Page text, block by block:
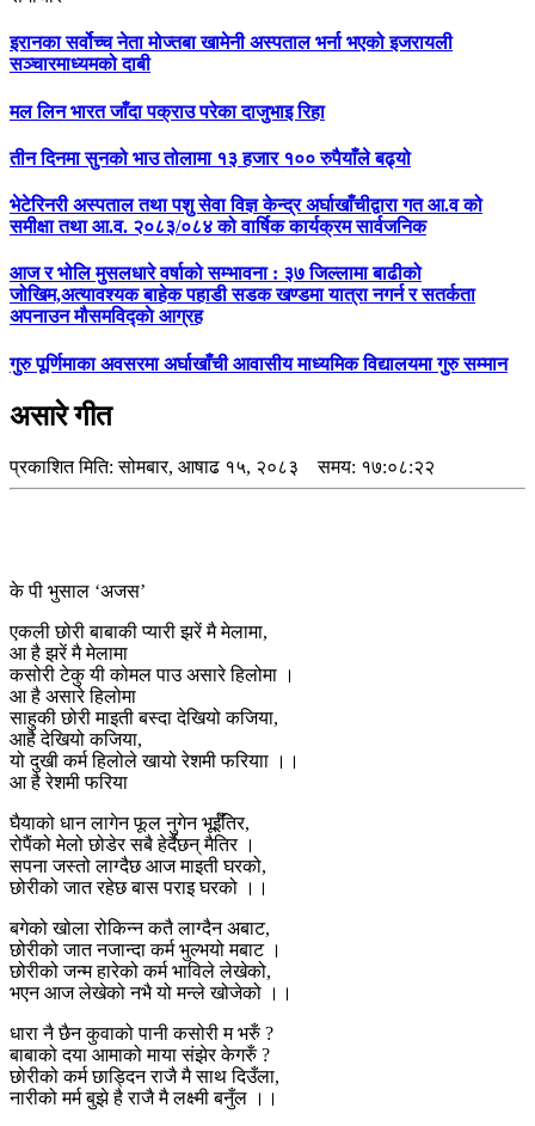
इरानका सर्वोच्च नेता मोज्तबा खामेनी अस्पताल भर्ना भएको इजरायली
सञ्चारमाध्यमको दाबी
मल लिन भारत जाँदा पक्राउ परेका दाजुभाइ रिहा
तीन दिनमा सुनको भाउ तोलामा १३ हजार १०० रुपैयाँले बढ्यो
भेटेरिनरी अस्पताल तथा पशु सेवा विज्ञ केन्द्र अर्घाखाँचीद्वारा गत आ.व को
समीक्षा तथा आ.व. २०८३/०८४ को वार्षिक कार्यक्रम सार्वजनिक
आज र भोलि मुसलधारे वर्षाको सम्भावना : ३७ जिल्लामा बाढीको
जोखिम,अत्यावश्यक बाहेक पहाडी सडक खण्डमा यात्रा नगर्न र सतर्कता
अपनाउन मौसमविद्काे आग्रह
गुरु पूर्णिमाका अवसरमा अर्घाखाँची आवासीय माध्यमिक विद्यालयमा गुरु सम्मान
असारे गीत
प्रकाशित मिति:सोमबार, आषाढ १५, २०८३ समय: १७:०८:२२
के पी भुसाल ‘अजस’
एकली छोरी बाबाकी प्यारी झरें मै मेलामा,
आ है झरें मै मेलामा
कसोरी टेकु यी कोमल पाउ असारे हिलोमा ।
आ है असारे हिलोमा
साहुकी छोरी माइती बस्दा देखियो कजिया,
आहै देखियो कजिया,
यो दुखी कर्म हिलोले खायो रेशमी फरियाा ।।
आ है रेशमी फरिया
घैयाको धान लागेन फूल नुगेन भूईँतिर,
रोपैंको मेलो छोडेर सबै हेर्दैछन् मैतिर ।
सपना जस्तो लाग्दैछ आज माइती घरको,
छोरीको जात रहेछ बास पराइ घरको ।।
बगेको खोला रोकिन्न कतै लाग्दैन अबाट,
छोरीको जात नजान्दा कर्म भुल्भयो मबाट ।
छोरीको जन्म हारेको कर्म भाविले लेखेको,
भएन आज लेखेको नभै यो मन्ले खोजेको ।।
धारा नै छैन कुवाको पानी कसोरी म भरुँ ?
बाबाको दया आमाको माया संझेर केगरुँ ?
छोरीको कर्म छाड्दिन राजै मै साथ दिउँला,
नारीको मर्म बुझे है राजै मै लक्ष्मी बनुँल ।।